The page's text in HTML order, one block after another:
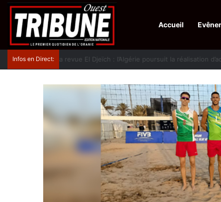
Accueil
Infos en Direct: La revue El Djeïch : l’Algérie poursuit la